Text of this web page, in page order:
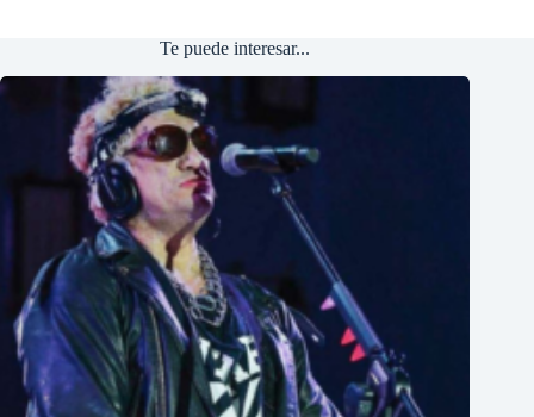
Te puede interesar...